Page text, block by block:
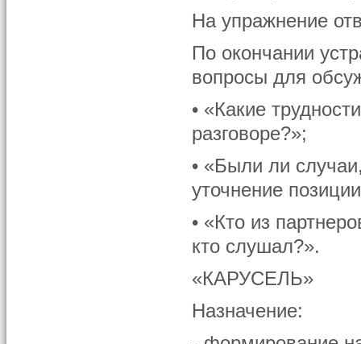
На упражнение
По окончании
вопросы для
• «Какие
разговоре?»;
• «Были ли
уточнение
• «Кто из
кто слушал?».
«КАРУСЕЛЬ»
Назначение: